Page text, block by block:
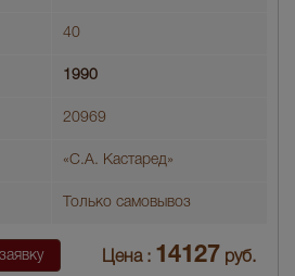
40
1990
20969
«С.А. Кастаред»
Только самовывоз
Цена : 14127 руб.